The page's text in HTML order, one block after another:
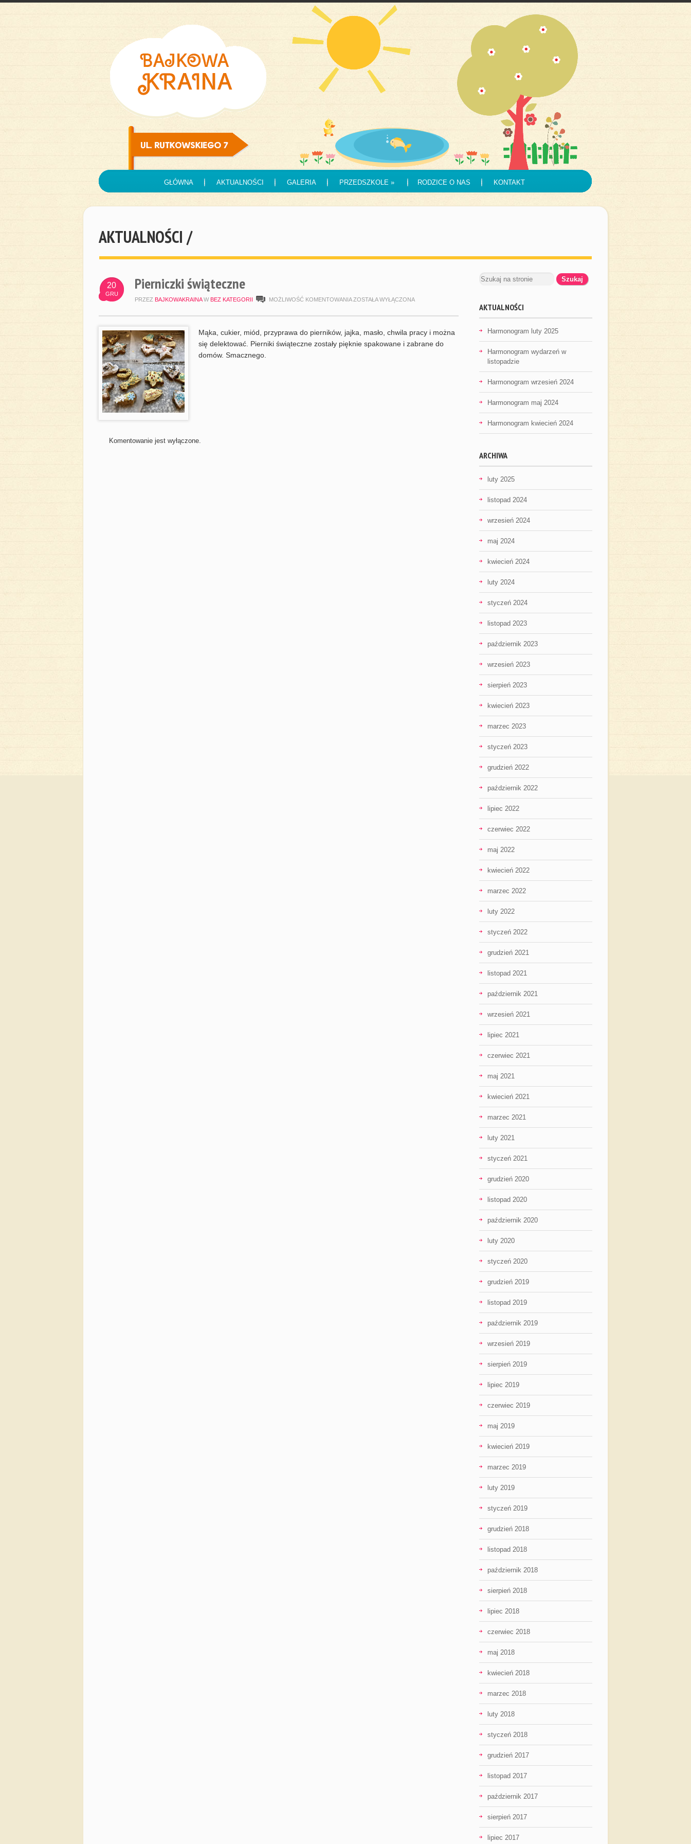
GŁÓWNA AKTUALNOŚCI GALERIA PRZEDSZKOLE» RODZICE O NAS KONTAKT
AKTUALNOŚCI /
20
GRU
Pierniczki świąteczne
PRZEZ BAJKOWAKRAINA W BEZ KATEGORII MOŻLIWOŚĆ KOMENTOWANIA PIERNICZKI
ZOSTAŁA WYŁĄCZONA
Mąka, cukier, miód, przyprawa do pierników, jajka, masło, chwila pracy i można
się delektować. Pierniki świąteczne zostały pięknie spakowane i zabrane do
domów. Smacznego.
Komentowanie jest wyłączone.
AKTUALNOŚCI
Harmonogram luty 2025
Harmonogram wydarzeń w
listopadzie
Harmonogram wrzesień 2024
Harmonogram maj 2024
Harmonogram kwiecień 2024
ARCHIWA
luty 2025
listopad 2024
wrzesień 2024
maj 2024
kwiecień 2024
luty 2024
styczeń 2024
listopad 2023
październik 2023
wrzesień 2023
sierpień 2023
kwiecień 2023
marzec 2023
styczeń 2023
grudzień 2022
październik 2022
lipiec 2022
czerwiec 2022
maj 2022
kwiecień 2022
marzec 2022
luty 2022
styczeń 2022
grudzień 2021
listopad 2021
październik 2021
wrzesień 2021
lipiec 2021
czerwiec 2021
maj 2021
kwiecień 2021
marzec 2021
luty 2021
styczeń 2021
grudzień 2020
listopad 2020
październik 2020
luty 2020
styczeń 2020
grudzień 2019
listopad 2019
październik 2019
wrzesień 2019
sierpień 2019
lipiec 2019
czerwiec 2019
maj 2019
kwiecień 2019
marzec 2019
luty 2019
styczeń 2019
grudzień 2018
listopad 2018
październik 2018
sierpień 2018
lipiec 2018
czerwiec 2018
maj 2018
kwiecień 2018
marzec 2018
luty 2018
styczeń 2018
grudzień 2017
listopad 2017
październik 2017
sierpień 2017
lipiec 2017